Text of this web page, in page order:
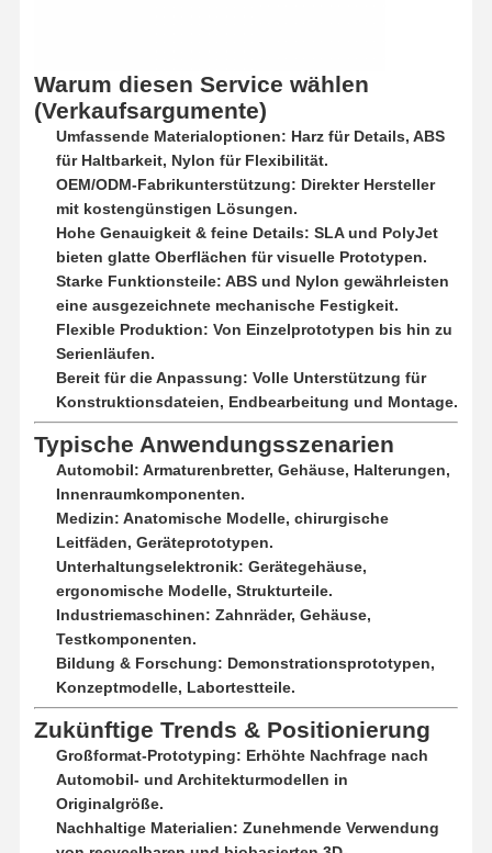
Igung
Rolle
Uns
Fälle
Plaudern Sie
Jetzt
Aluminium -Sterben
CNC -Bearbeitungsteile
Blechteile
Herstellung von Autoteilen
Gehäuse aus Druckguss
Schnelles Prototyping
Metalloberflächenbehandlung
Druckgießformen
Warum diesen Service wählen
(Verkaufsargumente)
Umfassende Materialoptionen: Harz für Details, ABS
für Haltbarkeit, Nylon für Flexibilität.
OEM/ODM-Fabrikunterstützung: Direkter Hersteller
mit kostengünstigen Lösungen.
Hohe Genauigkeit & feine Details: SLA und PolyJet
bieten glatte Oberflächen für visuelle Prototypen.
Starke Funktionsteile: ABS und Nylon gewährleisten
eine ausgezeichnete mechanische Festigkeit.
Flexible Produktion: Von Einzelprototypen bis hin zu
Serienläufen.
Bereit für die Anpassung: Volle Unterstützung für
Konstruktionsdateien, Endbearbeitung und Montage.
Typische Anwendungsszenarien
Automobil: Armaturenbretter, Gehäuse, Halterungen,
Innenraumkomponenten.
Medizin: Anatomische Modelle, chirurgische
Leitfäden, Geräteprototypen.
Unterhaltungselektronik: Gerätegehäuse,
ergonomische Modelle, Strukturteile.
Industriemaschinen: Zahnräder, Gehäuse,
Testkomponenten.
Bildung & Forschung: Demonstrationsprototypen,
Konzeptmodelle, Labortestteile.
Zukünftige Trends & Positionierung
Großformat-Prototyping: Erhöhte Nachfrage nach
Automobil- und Architekturmodellen in
Originalgröße.
Nachhaltige Materialien: Zunehmende Verwendung